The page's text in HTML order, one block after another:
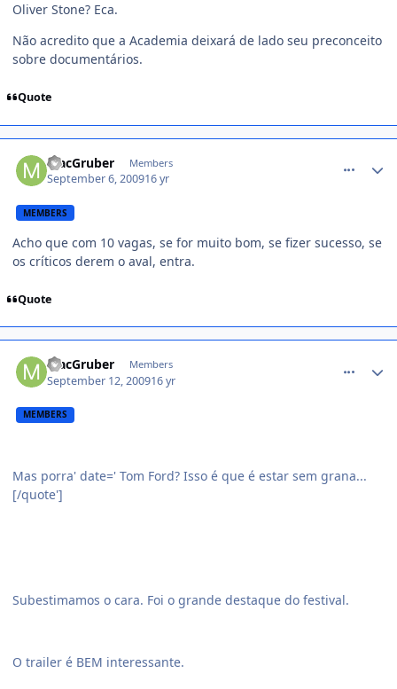
Oliver Stone? Eca.
Não acredito que a Academia deixará de lado seu preconceito
sobre documentários.
Quote
MacGruber Members
September 6, 200916 yr
MEMBERS
Acho que com 10 vagas, se for muito bom, se fizer sucesso, se
os críticos derem o aval, entra.
Quote
MacGruber Members
September 12, 200916 yr
MEMBERS
Mas porra' date=' Tom Ford? Isso é que é estar sem grana...
[/quote']
Subestimamos o cara. Foi o grande destaque do festival.
O trailer é BEM interessante.